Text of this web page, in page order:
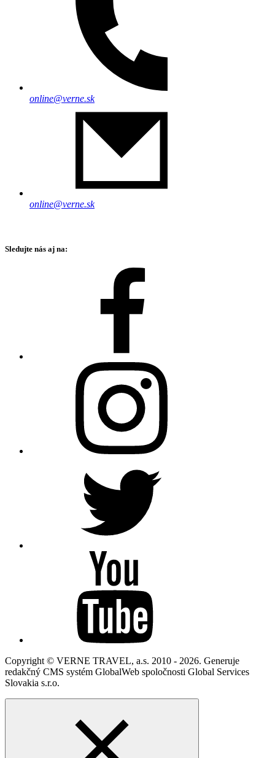
online@verne.sk
online@verne.sk
Sledujte nás aj na:
Copyright © VERNE TRAVEL, a.s. 2010 - 2026. Generuje
redakčný CMS systém GlobalWeb spoločnosti Global Services
Slovakia s.r.o.